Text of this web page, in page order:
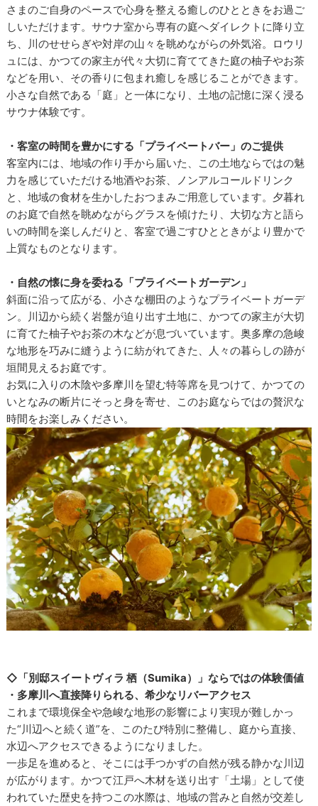
さまのご自身のペースで心身を整える癒しのひとときをお過ご
しいただけます。サウナ室から専有の庭へダイレクトに降り立
ち、川のせせらぎや対岸の山々を眺めながらの外気浴。ロウリ
ュには、かつての家主が代々大切に育ててきた庭の柚子やお茶
などを用い、その香りに包まれ癒しを感じることができます。
小さな自然である「庭」と一体になり、土地の記憶に深く浸る
サウナ体験です。
・客室の時間を豊かにする「プライベートバー」のご提供
客室内には、地域の作り手から届いた、この土地ならではの魅
力を感じていただける地酒やお茶、ノンアルコールドリンク
と、地域の食材を生かしたおつまみご用意しています。夕暮れ
のお庭で自然を眺めながらグラスを傾けたり、大切な方と語ら
いの時間を楽しんだりと、客室で過ごすひとときがより豊かで
上質なものとなります。
・自然の懐に身を委ねる「プライベートガーデン」
斜面に沿って広がる、小さな棚田のようなプライベートガーデ
ン。川辺から続く岩盤が迫り出す土地に、かつての家主が大切
に育てた柚子やお茶の木などが息づいています。奥多摩の急峻
な地形を巧みに縫うように紡がれてきた、人々の暮らしの跡が
垣間見えるお庭です。
お気に入りの木陰や多摩川を望む特等席を見つけて、かつての
いとなみの断片にそっと身を寄せ、このお庭ならではの贅沢な
時間をお楽しみください。
◇「別邸スイートヴィラ 栖（Sumika）」ならではの体験価値
・多摩川へ直接降りられる、希少なリバーアクセス
これまで環境保全や急峻な地形の影響により実現が難しかっ
た“川辺へと続く道”を、このたび特別に整備し、庭から直接、
水辺へアクセスできるようになりました。
一歩足を進めると、そこには手つかずの自然が残る静かな川辺
が広がります。かつて江戸へ木材を送り出す「土場」として使
われていた歴史を持つこの水際は、地域の営みと自然が交差し